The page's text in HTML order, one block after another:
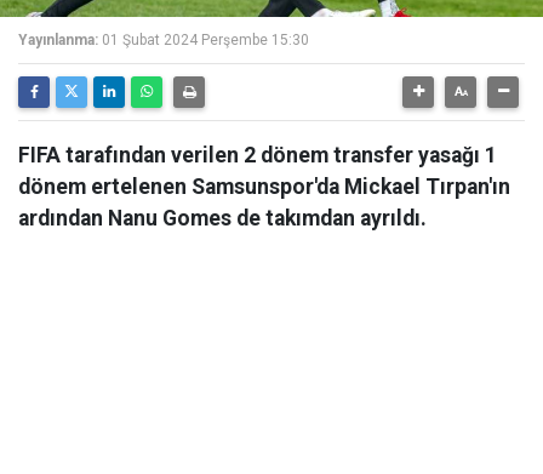
Yayınlanma: 01 Şubat 2024 Perşembe 15:30
FIFA tarafından verilen 2 dönem transfer yasağı 1
dönem ertelenen Samsunspor'da Mickael Tırpan'ın
ardından Nanu Gomes de takımdan ayrıldı.